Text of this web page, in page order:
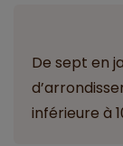
De sept en
inférieure à